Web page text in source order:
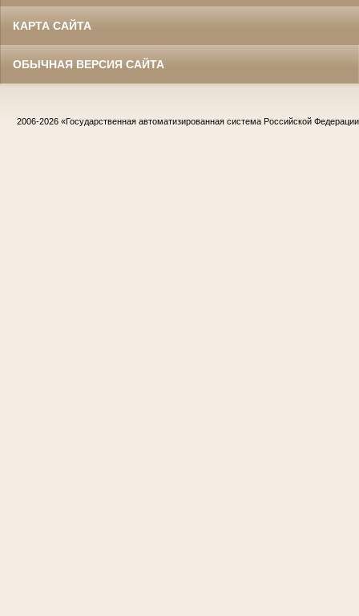
КАРТА САЙТА
ОБЫЧНАЯ ВЕРСИЯ САЙТА
2006-2026 «Государственная автоматизированная система Российской